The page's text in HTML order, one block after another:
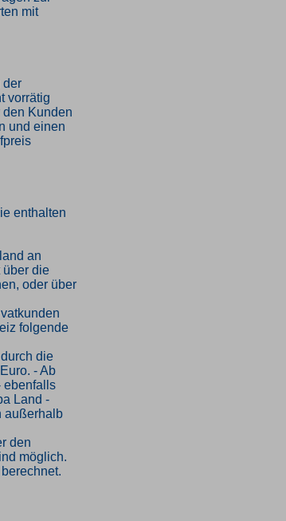
mit
der
vorrätig
den Kunden
und einen
enthalten
an
über die
oder über
folgende
die
- Ab
ebenfalls
Land -
außerhalb
den
möglich.